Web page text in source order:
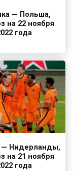
— Польша,
на 22 ноября
года
— Нидерланды,
на 21 ноября
года